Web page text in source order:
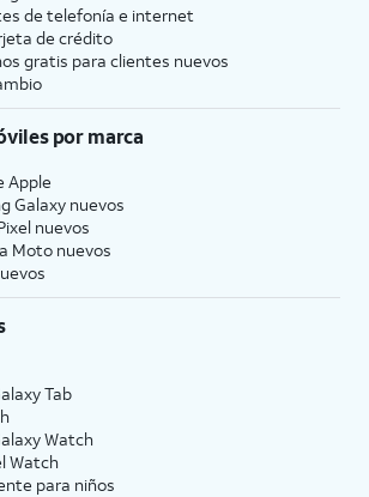
de telefonía e internet
de crédito
gratis para clientes nuevos
por marca
Apple
Galaxy nuevos
nuevos
Moto nuevos
Tab
Watch
Watch
para niños